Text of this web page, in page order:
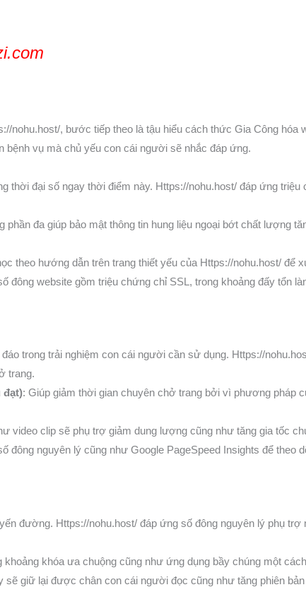
nohu.host/, bước tiếp theo là tậu hiểu cách thức Gia Công hóa
bệnh vụ mà chủ yếu con cái người sẽ nhắc đáp ứng.
thời đại số ngay thời điểm này. Https://nohu.host/ đáp ứng
phần đa giúp bảo mật thông tin hung liệu ngoại bớt chất lượng
theo hướng dẫn trên trang thiết yếu của Https://nohu.host/ để
đông website gồm triệu chứng chỉ SSL, trong khoảng đấy tổn
trong trải nghiệm con cái người cần sử dụng. Https://
trang.
đạt): Giúp giảm thời gian chuyên chở trang bởi vì phương pháp
video clip sẽ phụ trợ giảm dung lượng cũng như tăng gia tốc
đông nguyên lý cũng như Google PageSpeed Insights để theo
đường. Https://nohu.host/ đáp ứng số đông nguyên lý phụ
khoảng khóa ưa chuộng cũng như ứng dụng bầy chúng một
sẽ giữ lại được chân con cái người đọc cũng như tăng phiên